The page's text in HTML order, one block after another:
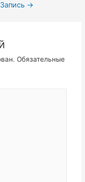
Запись →
Обязательные